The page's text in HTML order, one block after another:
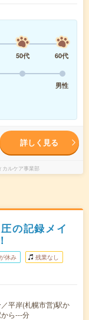
50代
60代
男性
詳しく見る
ルケア事業部
の記録メイ
休み 残業なし
平岸(札幌市営)駅か
ら---分